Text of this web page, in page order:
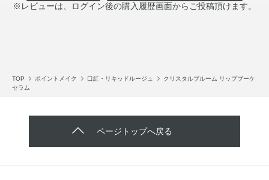
※レビューは、ログイン後の購入履歴画面からご投稿頂けます。
TOP ポイントメイク 口紅・リキッドルージュ
クリスタルブルーム リップブーケ
セラム
ページトップへ戻る